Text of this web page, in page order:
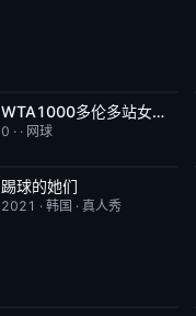
今日更新 7.0
WTA1000多伦多站女单第二轮：陶森VS巴图科娃
0 · · 网球
昨日更新
踢球的她们
2021 · 韩国 · 真人秀